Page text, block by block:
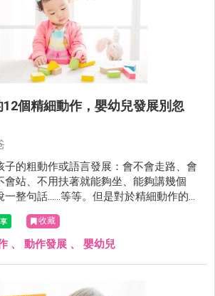
個精細動作，嬰幼兒發展別忽
子的粗動作或語言發展：會不會走路、會
會站、不用扶著就能夠坐、能夠講幾個
整句話……等等。但是對於精細動作的觀
收藏
、 動作發展 、 嬰幼兒